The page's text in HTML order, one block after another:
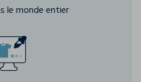
le monde entier